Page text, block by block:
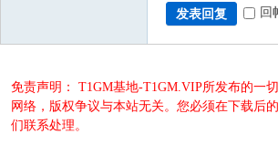
发表回复 回
免责声明： T1GM基地-T1GM.VIP所发布的一
网络，版权争议与本站无关。您必须在下载后
们联系处理。